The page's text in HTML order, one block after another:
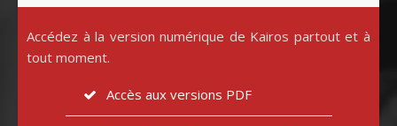
Accédez à la version numérique de Kairos partout et à
tout moment.
Accès aux versions PDF